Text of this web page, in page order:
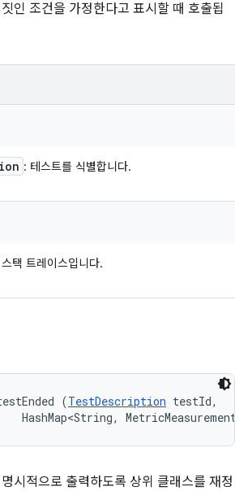
인 조건을 가정한다고 표시할 때 호출됩
: 테스트를 식별합니다.
택 트레이스입니다.
(TestDescription testId,
HashMap<String,
시적으로 출력하도록 상위 클래스를 재정